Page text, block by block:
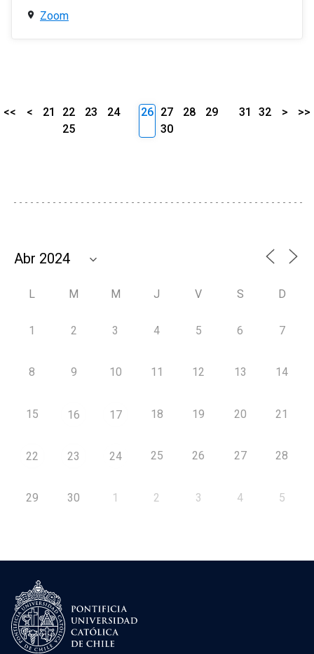
Zoom
<< < 21 22 23
24
25
26 27 28
29
30
31 32 > >>
L M M J V S D
1 2 3 4 5 6 7
8 9 10 11 12 13 14
15 16 17 18 19 20 21
22 23 24 25 26 27 28
29 30 1 2 3 4 5